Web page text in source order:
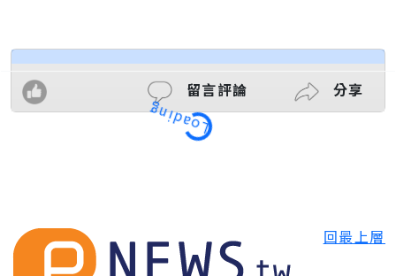
留言評論 分享
Loading
回最上層